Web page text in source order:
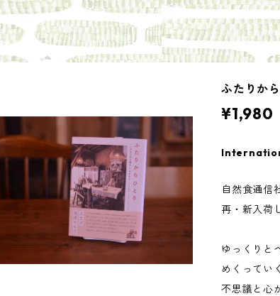
ふたりか
¥1,980
自然食通信
再・新入荷
ゆっくりと
めくってい
不思議と心